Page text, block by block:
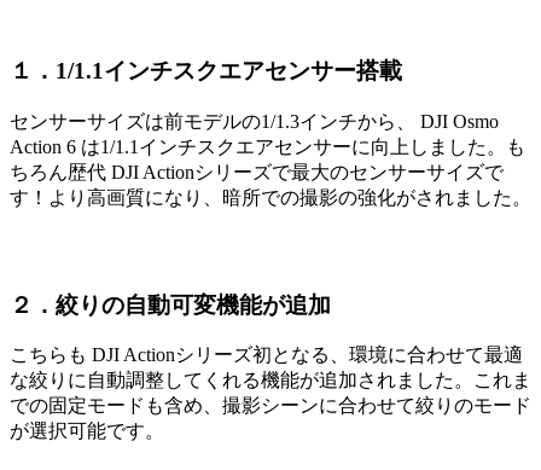
１．1/1.1インチスクエアセンサー搭載
センサーサイズは前モデルの1/1.3インチから、 DJI Osmo
Action 6 は1/1.1インチスクエアセンサーに向上しました。も
ちろん歴代 DJI Actionシリーズで最大のセンサーサイズで
す！より高画質になり、暗所での撮影の強化がされました。
２．絞りの自動可変機能が追加
こちらも DJI Actionシリーズ初となる、環境に合わせて最適
な絞りに自動調整してくれる機能が追加されました。これま
での固定モードも含め、撮影シーンに合わせて絞りのモード
が選択可能です。